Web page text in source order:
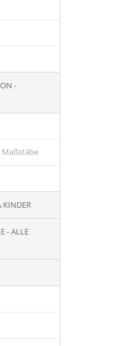
-
Maßstäbe
KINDER
- ALLE